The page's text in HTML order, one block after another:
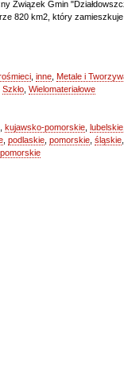
Związek Gmin
820 km2, który
inne Metale i
Szkło Wielomateriałowe
kujawsko-pomorskie lubelskie
podlaskie pomorskie śląskie